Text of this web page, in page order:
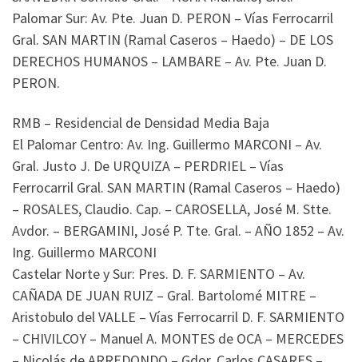
Palomar Sur: Av. Pte. Juan D. PERON – Vías Ferrocarril
Gral. SAN MARTIN (Ramal Caseros – Haedo) – DE LOS
DERECHOS HUMANOS – LAMBARE – Av. Pte. Juan D.
PERON.
RMB – Residencial de Densidad Media Baja
El Palomar Centro: Av. Ing. Guillermo MARCONI – Av.
Gral. Justo J. De URQUIZA – PERDRIEL – Vías
Ferrocarril Gral. SAN MARTIN (Ramal Caseros – Haedo)
– ROSALES, Claudio. Cap. – CAROSELLA, José M. Stte.
Avdor. – BERGAMINI, José P. Tte. Gral. – AÑO 1852 – Av.
Ing. Guillermo MARCONI
Castelar Norte y Sur: Pres. D. F. SARMIENTO – Av.
CAÑADA DE JUAN RUIZ – Gral. Bartolomé MITRE –
Aristobulo del VALLE – Vías Ferrocarril D. F. SARMIENTO
– CHIVILCOY – Manuel A. MONTES de OCA – MERCEDES